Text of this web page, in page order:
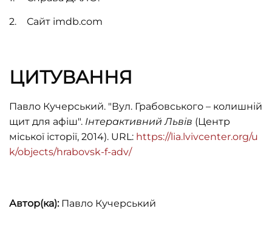
Сайт imdb.com
ЦИТУВАННЯ
Павло Кучерський. "Вул. Грабовського – колишній
щит для афіш". Інтерактивний Львів (Центр
міської історії, 2014). URL: https://lia.lvivcenter.org/u
k/objects/hrabovsk-f-adv/
Автор(ка):Павло Кучерський